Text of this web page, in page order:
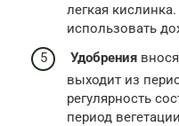
легкая
использовать
Удобрения
выходит из
регулярность
период